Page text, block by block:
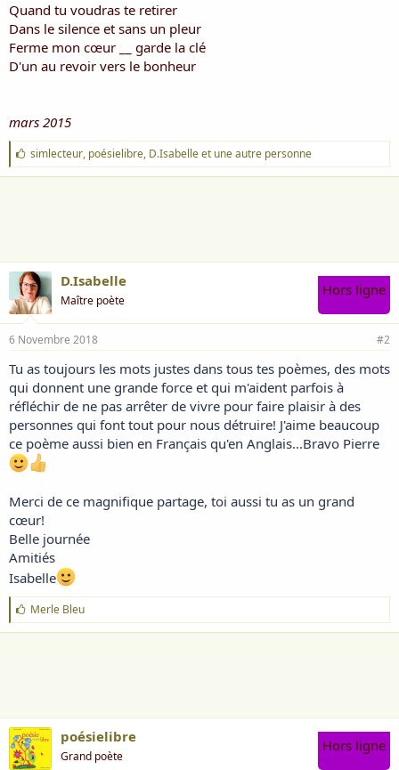
Quand tu voudras te retirer
Dans le silence et sans un pleur
Ferme mon cœur __ garde la clé
D'un au revoir vers le bonheur
mars 2015
J
'
a
simlecteur, poésielibre, D.Isabelleet une autre personne
D.Isabelle
Maître poète
Hors ligne
6 Novembre 2018 #2
Tu as toujours les mots justes dans tous tes poèmes, des mots
qui donnent une grande force et qui m'aident parfois à
réfléchir de ne pas arrêter de vivre pour faire plaisir à des
personnes qui font tout pour nous détruire! J'aime beaucoup
ce poème aussi bien en Français qu'en Anglais...Bravo Pierre
Merci de ce magnifique partage, toi aussi tu as un grand
cœur!
Belle journée
Amitiés
Isabelle
J
'
a
Merle Bleu
poésielibre
Grand poète
Hors ligne